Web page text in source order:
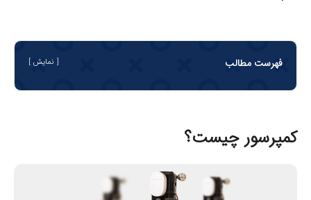
فهرست مطالب نمایش
کمپرسور چیست؟